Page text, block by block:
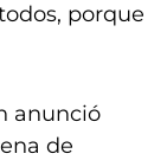
porque
anunció
de